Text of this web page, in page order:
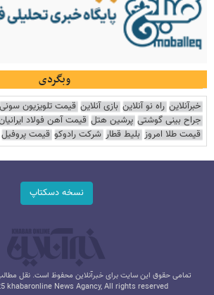
وبگردی
خبرآنلاین راه نو آنلاین بازی آنلاین قیمت تلویزیون سونی
جراح بینی گوشتی پرشین هتل قیمت آهن فولاد
قیمت طلا امروز بلیط قطار شرکت رادوکو قیمت پروفیل
نسخه دسکتاپ
تمامی حقوق این سایت برای خبرآنلاین محفوظ است. نقل مطالب
khabaronline News Agancy, All rights reserved